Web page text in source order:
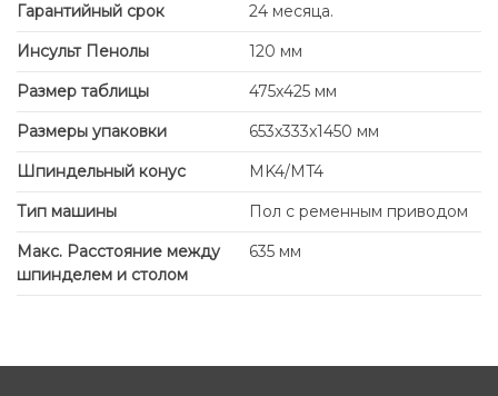
Гарантийный срок
24 месяца.
Инсульт Пенолы
120 мм
Размер таблицы
475x425 мм
Размеры упаковки
653x333x1450 мм
Шпиндельный конус
MK4/MT4
Тип машины
Пол с ременным приводом
Макс. Расстояние между
шпинделем и столом
635 мм